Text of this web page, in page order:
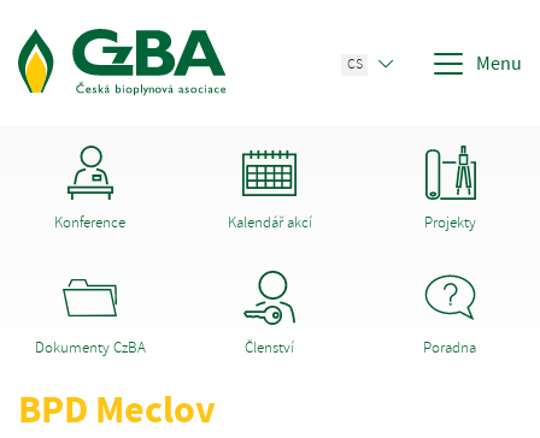
CS Menu
Konference Kalendář akcí Projekty
Dokumenty CzBA Členství Poradna
BPD Meclov